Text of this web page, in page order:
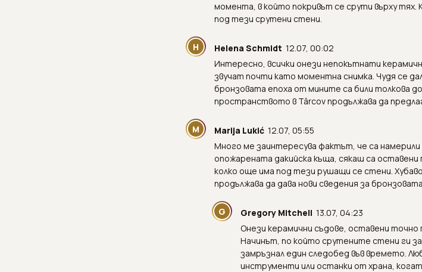
момента, в който покривът се срути върху тях.
под тези срутени стени.
H Helena Schmidt 12.07, 00:02
Интересно, всички онези непокътнати
звучат почти като моментна снимка. Чудя се
бронзовата епоха от мините са били толкова
пространството в Târcov продължава да
M Marija Lukić 12.07, 05:55
Много ме заинтересува фактът, че са
опожарената дакийска къща, сякаш са
колко още има под тези рушащи се стени.
продължава да дава нови сведения за
G Gregory Mitchell 13.07, 04:23
Онези керамични съдове, оставени
Начинът, по който срутените стени ги
замръзнал един следобед във времето.
инструменти или останки от храна,